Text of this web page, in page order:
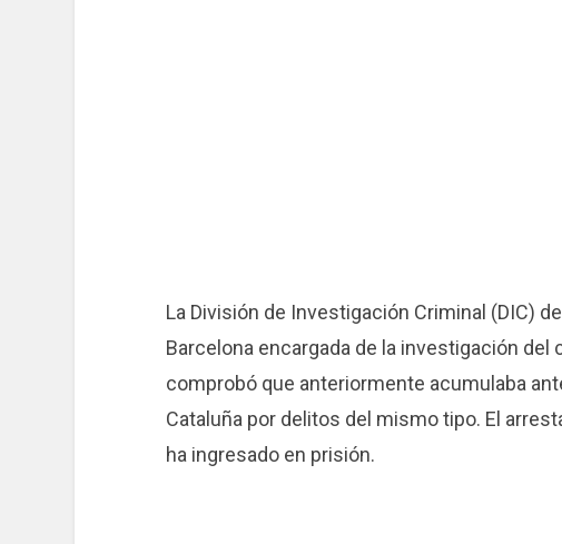
La División de Investigación Criminal (DIC)
Barcelona encargada de la investigación
comprobó que anteriormente acumulaba
Cataluña por delitos del mismo tipo. El
ha ingresado en prisión.